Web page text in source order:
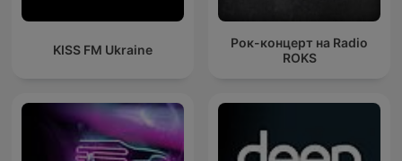
KISS FM Ukraine
Рок-концерт на Radio
ROKS